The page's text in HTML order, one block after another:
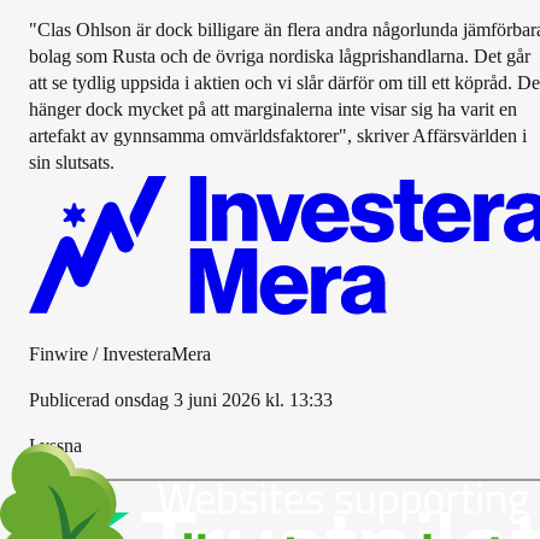
"Clas Ohlson är dock billigare än flera andra någorlunda
bolag som Rusta och de övriga nordiska lågprishandlarna. Det går
att se tydlig uppsida i aktien och vi slår därför om till ett köpråd.
hänger dock mycket på att marginalerna inte visar sig ha varit en
artefakt av gynnsamma omvärldsfaktorer", skriver Affärsvärlden i
sin slutsats.
Finwire / InvesteraMera
Publicerad onsdag 3 juni 2026 kl. 13:33
Lyssna